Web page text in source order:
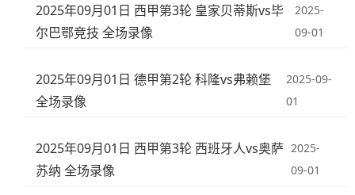
2025年09月01日 西甲第3轮 皇家贝蒂斯vs毕
尔巴鄂竞技 全场录像
2025-
09-01
2025年09月01日 德甲第2轮 科隆vs弗赖堡
全场录像
2025-09-
01
2025年09月01日 西甲第3轮 西班牙人vs奥萨
苏纳 全场录像
2025-
09-01